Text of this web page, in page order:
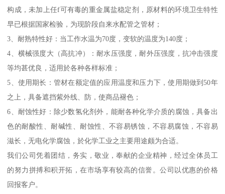
构成，未加上任f可有毒的重金属盐稳定剂，原材料的环境卫生特性
早已根据国家检验，为现阶段自来水配管之管材；
3、耐熟特性好：当工作水温为70度，变软的温度为140度；
4、横械强度大（高抗冲）：耐水压强度，耐外压强度，抗冲击强度
等均甚优良，适用於各种各样标准；
5、使用期长：管材在额定值的应用温度和压力下，使用期做到50年
之上，具备遮挡紫外线、防，使商品褪色；
6、耐蚀性好：除少数氢化剂外，能耐各种化学介质的腐蚀，具备出
色的耐酸性、耐碱性、耐蚀性、不容易锈蚀，不容易腐蚀，不容易
滋长，无电化学腐蚀，於化学工业之主要用途颇为合适。
我们公司凭着团结，务实，敬业，奉献的企业精神，经过全体员工
的努力拼搏和积开拓，在市场享有较高的信誉。公司以优惠的价格
回报客户。